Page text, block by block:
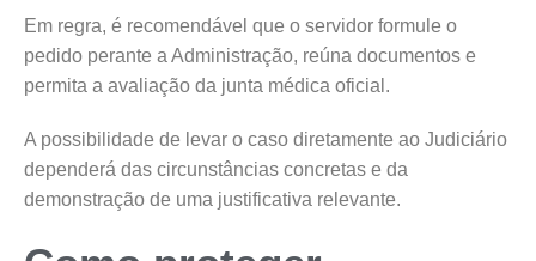
Em regra, é recomendável que o servidor formule o
pedido perante a Administração, reúna documentos e
permita a avaliação da junta médica oficial.
A possibilidade de levar o caso diretamente ao Judiciário
dependerá das circunstâncias concretas e da
demonstração de uma justificativa relevante.